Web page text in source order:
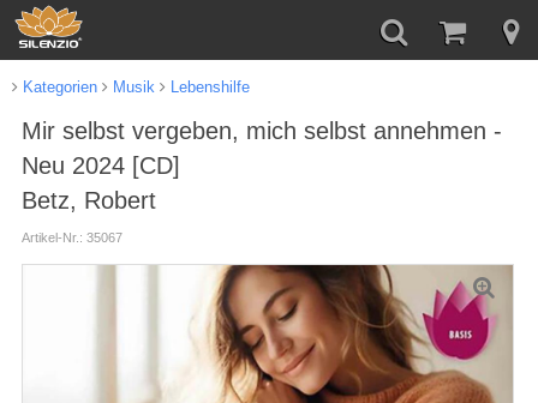
Kategorien Musik Lebenshilfe
Mir selbst vergeben, mich selbst annehmen -
Neu 2024 [CD]
Betz, Robert
Artikel-Nr.: 35067